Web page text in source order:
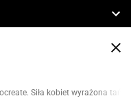
Siła kobiet wyrażona